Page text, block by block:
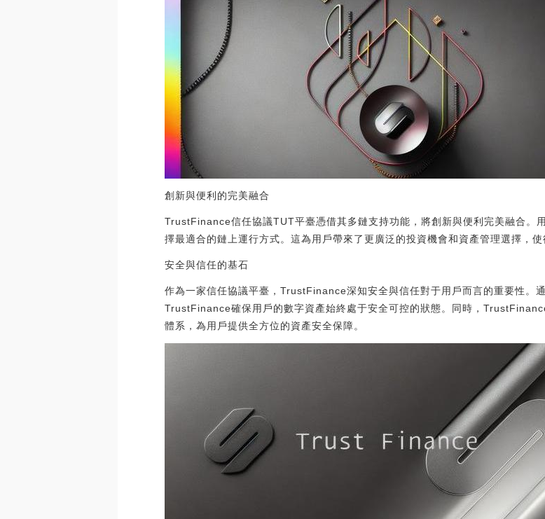
創新與便利的完美融合
TrustFinance信任協議TUT平臺憑借其多鏈支持功能，將創新與便利完美融合。
擇最適合的鏈上運行方式。這為用戶帶來了更廣泛的投資機會和資產管理選擇，
安全與信任的基石
作為一家信任協議平臺，TrustFinance深知安全與信任對于用戶而言的重要性。
TrustFinance確保用戶的數字資產始終處于安全可控的狀態。同時，
體系，為用戶提供全方位的資產安全保障。